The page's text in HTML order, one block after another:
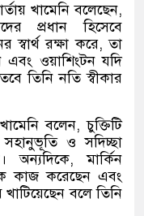
খামেনি বলেছেন,
প্রধান হিসেবে
স্বার্থ রক্ষা করে, তা
এবং ওয়াশিংটন যদি
তিনি নতি স্বীকার
বলেন, চুক্তিটি
সহানুভূতি ও সদিচ্ছা
অন্যদিকে, মার্কিন
কাজ করেছেন এবং
বলে তিনি